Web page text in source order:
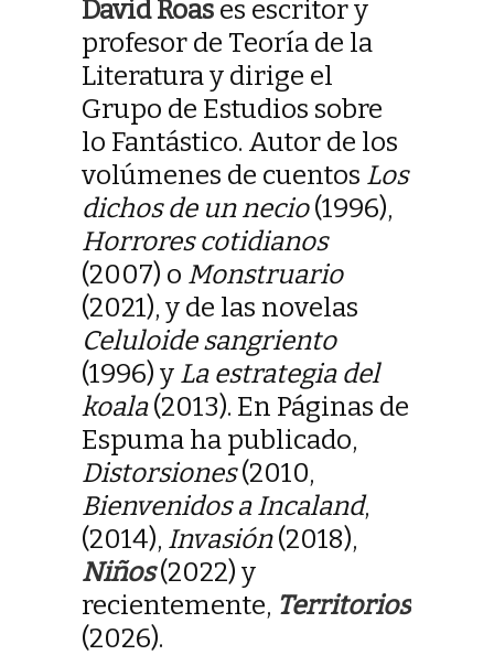
David Roas es escritor y
profesor de Teoría de la
Literatura y dirige el
Grupo de Estudios sobre
lo Fantástico. Autor de los
volúmenes de cuentos Los
dichos de un necio(1996),
Horrores cotidianos
(2007) o Monstruario
(2021), y de las novelas
Celuloide sangriento
(1996) y La estrategia del
koala(2013). En Páginas de
Espuma ha publicado,
Distorsiones(2010,
Bienvenidos a Incaland,
(2014), Invasión(2018),
Niños (2022) y
recientemente, Territorios
(2026).